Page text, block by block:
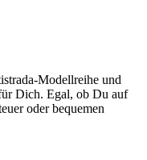
Modellreihe und
Dich. Egal, ob Du auf
oder bequemen